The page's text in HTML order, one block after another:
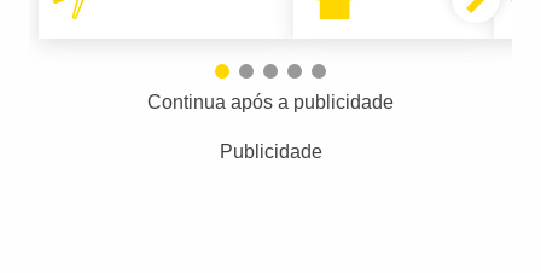
Continua após a publicidade
Publicidade